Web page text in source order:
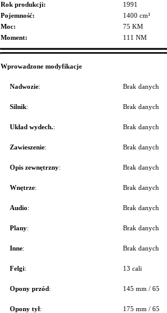
Rok produkcji:
1991
Pojemność:
1400 cm³
Moc:
75 KM
Moment:
111 NM
Wprowadzone modyfikacje
Nadwozie: Brak danych
Silnik: Brak danych
Układ wydech.: Brak danych
Zawieszenie: Brak danych
Opis zewnętrzny: Brak danych
Wnętrze: Brak danych
Audio: Brak danych
Plany: Brak danych
Inne: Brak danych
Felgi: 13 cali
Opony przód: 145 mm / 65
Opony tył: 175 mm / 65